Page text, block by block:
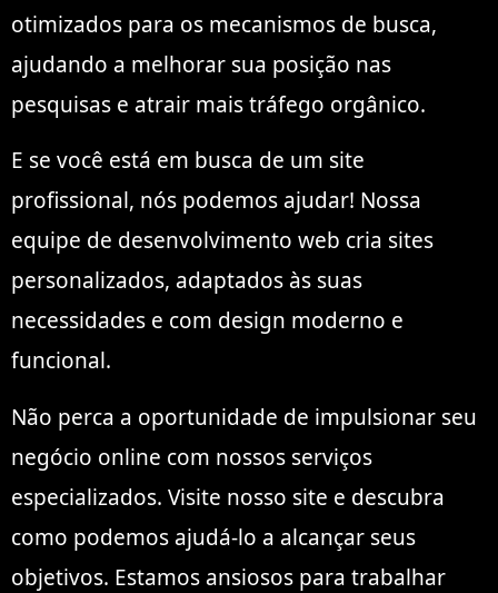
otimizados para os mecanismos de busca,
ajudando a melhorar sua posição nas
pesquisas e atrair mais tráfego orgânico.
E se você está em busca de um site
profissional, nós podemos ajudar! Nossa
equipe de desenvolvimento web cria sites
personalizados, adaptados às suas
necessidades e com design moderno e
funcional.
Não perca a oportunidade de impulsionar seu
negócio online com nossos serviços
especializados. Visite nosso site e descubra
como podemos ajudá-lo a alcançar seus
objetivos. Estamos ansiosos para trabalhar